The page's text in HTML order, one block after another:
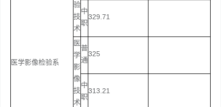
医学影像检验系
验
技
术
中
职
329.71
医
学
影
像
技
术
普
通
325
中
职
313.21